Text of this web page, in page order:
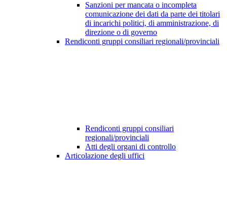
Sanzioni per mancata o incompleta
comunicazione dei dati da parte dei titolari
di incarichi politici, di amministrazione, di
direzione o di governo
Rendiconti gruppi consiliari regionali/provinciali
Rendiconti gruppi consiliari
regionali/provinciali
Atti degli organi di controllo
Articolazione degli uffici